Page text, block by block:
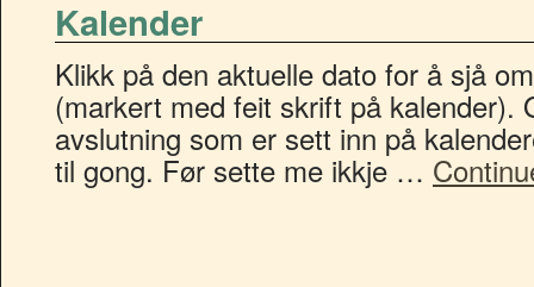
Kalender
Klikk på den aktuelle dato for å sjå
(markert med feit skrift på kalender).
avslutning som er sett inn på
til gong. Før sette me ikkje …